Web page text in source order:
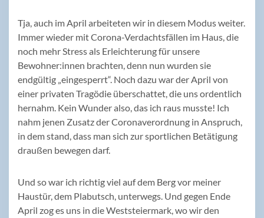
Tja, auch im April arbeiteten wir in diesem Modus weiter.
Immer wieder mit Corona-Verdachtsfällen im Haus, die
noch mehr Stress als Erleichterung für unsere
Bewohner:innen brachten, denn nun wurden sie
endgültig „eingesperrt“. Noch dazu war der April von
einer privaten Tragödie überschattet, die uns ordentlich
hernahm. Kein Wunder also, das ich raus musste! Ich
nahm jenen Zusatz der Coronaverordnung in Anspruch,
in dem stand, dass man sich zur sportlichen Betätigung
draußen bewegen darf.
Und so war ich richtig viel auf dem Berg vor meiner
Haustür, dem Plabutsch, unterwegs. Und gegen Ende
April zog es uns in die Weststeiermark, wo wir den